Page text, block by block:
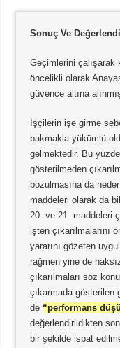
Sonuç Ve
Geçimlerini
öncelikli olarak
güvence altına
İşçilerin işe girme
bakmakla yükümlü
gelmektedir. Bu
gösterilmeden
bozulmasına da
maddeleri olarak da
20. ve 21. maddeleri
işten çıkarılmalarını
yararını gözeten
rağmen yine de
çıkarılmaları söz
çıkarmada gösterilen
de “performans
değerlendirildikten
bir şekilde ispat